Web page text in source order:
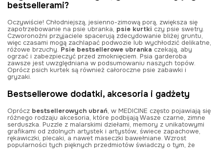
bestsellerami?
Oczywiście! Chłodniejszą, jesienno-zimową porą, zwiększa się
zapotrzebowanie na psie ubranka, psie kurtki czy psie swetry.
Czworonożni przyjaciele spacerują zdecydowanie bliżej gruntu,
więc czasami mogą zachlapać podwozie lub wychłodzić delikatne,
różowe brzuchy. Psie bestsellerowe ubranka czekają, aby
ogrzać i zabezpieczyć przed zmoknięciem. Psia garderoba
zawsze jest uwzględniana w podsumowaniu naszych topów.
Oprócz psich kurtek są również całoroczne psie zabawki i
gryzaki.
Bestsellerowe dodatki, akcesoria i gadżety
Oprócz bestsellerowych ubrań, w MEDICINE często pojawiają się
różnego rodzaju akcesoria, które podbijają Wasze czarne, zimne
serduszka. Puzzle z malarskimi dziełami, memory z unikatowymi
grafikami od zdolnych artystek i artystów, świece zapachowe,
rękawiczki, plecaki, a nawet maseczki bawełniane. Wzrost
popularności tych pięknych przedmiotów świadczy o tym, że